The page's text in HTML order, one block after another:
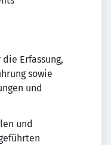
Erfassung,
sowie
und
und